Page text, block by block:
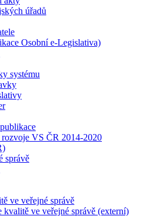
úřadů
Osobní e-Legislativa)
systému
rozvoje VS ČR 2014-2020
správě
ve veřejné správě
kvalitě ve veřejné správě (externí)